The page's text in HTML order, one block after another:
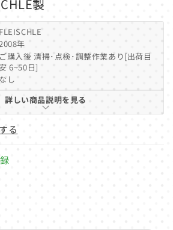
製
FLEISCHLE
年
ご購入後 清掃･点検･調整作業あり[出荷目
6~50日]
なし
詳しい商品説明を見る
る